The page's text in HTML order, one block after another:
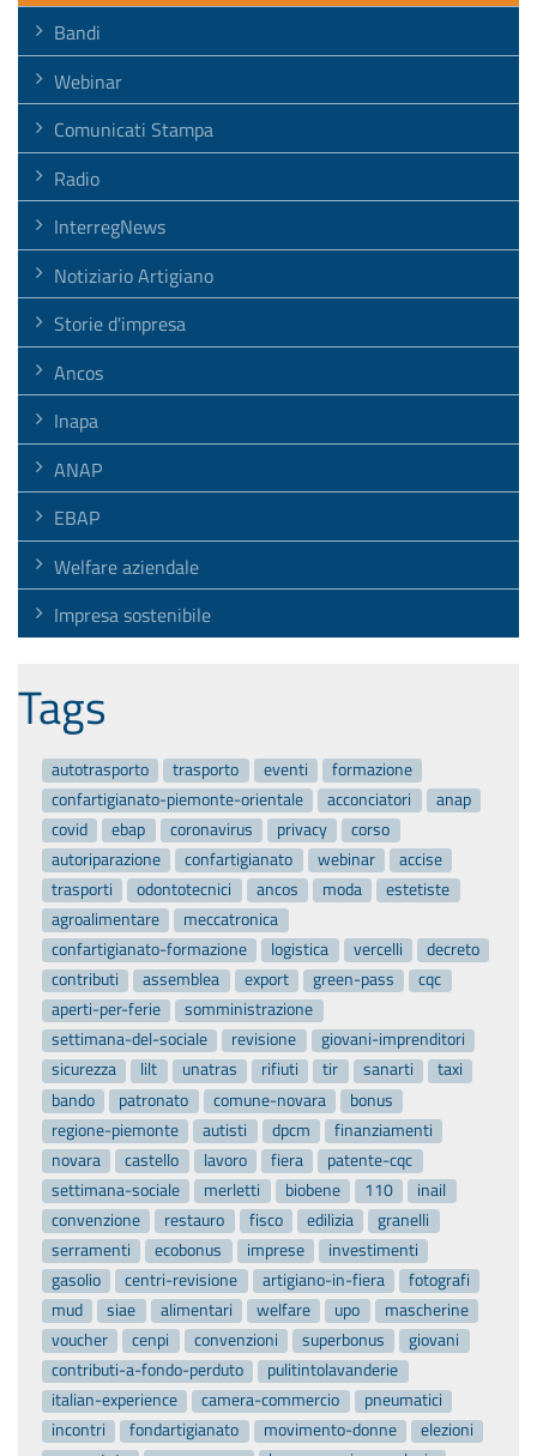
Bandi
Webinar
Comunicati Stampa
Radio
InterregNews
Notiziario Artigiano
Storie d'impresa
Ancos
Inapa
ANAP
EBAP
Welfare aziendale
Impresa sostenibile
Tags
autotrasporto trasporto eventi
formazione
confartigianato-piemonte-orientale
acconciatori
anap
covid
ebap coronavirus privacy
corso
autoriparazione
confartigianato webinar
accise
trasporti
odontotecnici ancos moda
estetiste
agroalimentare
meccatronica
confartigianato-formazione
logistica vercelli
decreto
contributi
assemblea export green-pass
cqc
aperti-per-ferie
somministrazione
settimana-del-sociale
revisione
giovani-imprenditori
sicurezza
lilt unatras rifiuti tir sanarti
taxi
bando
patronato comune-novara
bonus
regione-piemonte
autisti dpcm
finanziamenti
novara
castello lavoro fiera
patente-cqc
settimana-sociale
merletti biobene 110
inail
convenzione
restauro fisco edilizia
granelli
serramenti
ecobonus imprese
investimenti
gasolio
centri-revisione artigiano-in-fiera
fotografi
mud
siae alimentari welfare upo
mascherine
voucher
cenpi convenzioni superbonus
giovani
contributi-a-fondo-perduto
pulitintolavanderie
italian-experience
camera-commercio
pneumatici
incontri
fondartigianato movimento-donne
elezioni